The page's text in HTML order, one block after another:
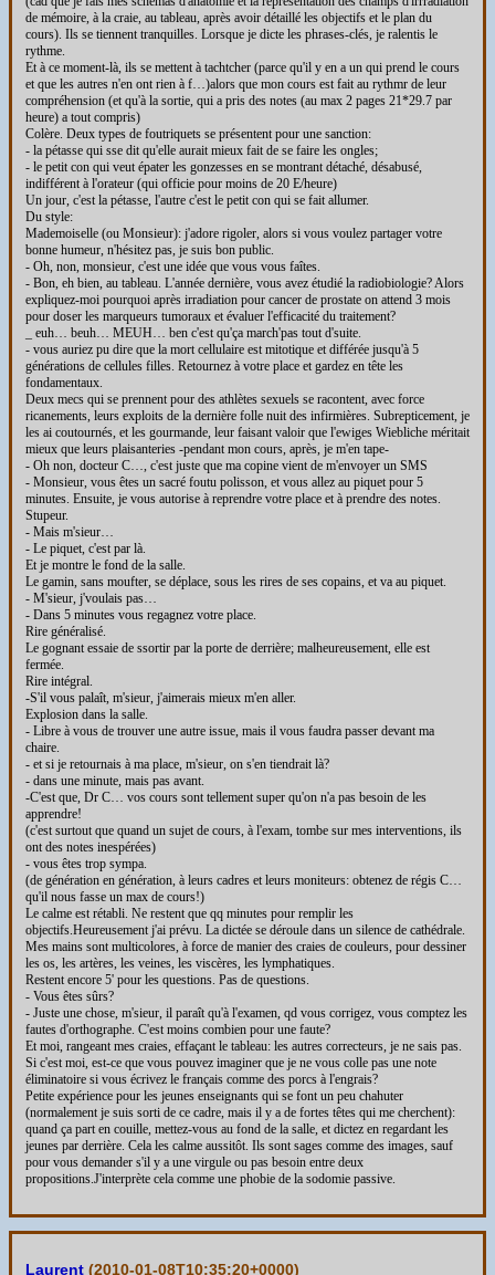
de mémoire, à la craie, au tableau, après avoir détaillé les objectifs et le plan du
cours). Ils se tiennent tranquilles. Lorsque je dicte les phrases-clés, je ralentis le
rythme.
Et à ce moment-là, ils se mettent à tachtcher (parce qu'il y en a un qui prend le cours
et que les autres n'en ont rien à f…)alors que mon cours est fait au rythmr de leur
compréhension (et qu'à la sortie, qui a pris des notes (au max 2 pages 21*29.7 par
heure) a tout compris)
Colère. Deux types de foutriquets se présentent pour une sanction:
- la pétasse qui sse dit qu'elle aurait mieux fait de se faire les ongles;
- le petit con qui veut épater les gonzesses en se montrant détaché, désabusé,
indifférent à l'orateur (qui officie pour moins de 20 E/heure)
Un jour, c'est la pétasse, l'autre c'est le petit con qui se fait allumer.
Du style:
Mademoiselle (ou Monsieur): j'adore rigoler, alors si vous voulez partager votre
bonne humeur, n'hésitez pas, je suis bon public.
- Oh, non, monsieur, c'est une idée que vous vous faîtes.
- Bon, eh bien, au tableau. L'année dernière, vous avez étudié la radiobiologie? Alors
expliquez-moi pourquoi après irradiation pour cancer de prostate on attend 3 mois
pour doser les marqueurs tumoraux et évaluer l'efficacité du traitement?
_ euh… beuh… MEUH… ben c'est qu'ça march'pas tout d'suite.
- vous auriez pu dire que la mort cellulaire est mitotique et différée jusqu'à 5
générations de cellules filles. Retournez à votre place et gardez en tête les
fondamentaux.
Deux mecs qui se prennent pour des athlètes sexuels se racontent, avec force
ricanements, leurs exploits de la dernière folle nuit des infirmières. Subrepticement, je
les ai coutournés, et les gourmande, leur faisant valoir que l'ewiges Wiebliche méritait
mieux que leurs plaisanteries -pendant mon cours, après, je m'en tape-
- Oh non, docteur C…, c'est juste que ma copine vient de m'envoyer un SMS
- Monsieur, vous êtes un sacré foutu polisson, et vous allez au piquet pour 5
minutes. Ensuite, je vous autorise à reprendre votre place et à prendre des notes.
Stupeur.
- Mais m'sieur…
- Le piquet, c'est par là.
Et je montre le fond de la salle.
Le gamin, sans moufter, se déplace, sous les rires de ses copains, et va au piquet.
- M'sieur, j'voulais pas…
- Dans 5 minutes vous regagnez votre place.
Rire généralisé.
Le gognant essaie de ssortir par la porte de derrière; malheureusement, elle est
fermée.
Rire intégral.
-S'il vous palaît, m'sieur, j'aimerais mieux m'en aller.
Explosion dans la salle.
- Libre à vous de trouver une autre issue, mais il vous faudra passer devant ma
chaire.
- et si je retournais à ma place, m'sieur, on s'en tiendrait là?
- dans une minute, mais pas avant.
-C'est que, Dr C… vos cours sont tellement super qu'on n'a pas besoin de les
apprendre!
(c'est surtout que quand un sujet de cours, à l'exam, tombe sur mes interventions, ils
ont des notes inespérées)
- vous êtes trop sympa.
(de génération en génération, à leurs cadres et leurs moniteurs: obtenez de régis C…
qu'il nous fasse un max de cours!)
Le calme est rétabli. Ne restent que qq minutes pour remplir les
objectifs.Heureusement j'ai prévu. La dictée se déroule dans un silence de cathédrale.
Mes mains sont multicolores, à force de manier des craies de couleurs, pour dessiner
les os, les artères, les veines, les viscères, les lymphatiques.
Restent encore 5' pour les questions. Pas de questions.
- Vous êtes sûrs?
- Juste une chose, m'sieur, il paraît qu'à l'examen, qd vous corrigez, vous comptez les
fautes d'orthographe. C'est moins combien pour une faute?
Et moi, rangeant mes craies, effaçant le tableau: les autres correcteurs, je ne sais pas.
Si c'est moi, est-ce que vous pouvez imaginer que je ne vous colle pas une note
éliminatoire si vous écrivez le français comme des porcs à l'engrais?
Petite expérience pour les jeunes enseignants qui se font un peu chahuter
(normalement je suis sorti de ce cadre, mais il y a de fortes têtes qui me cherchent):
quand ça part en couille, mettez-vous au fond de la salle, et dictez en regardant les
jeunes par derrière. Cela les calme aussitôt. Ils sont sages comme des images, sauf
pour vous demander s'il y a une virgule ou pas besoin entre deux
propositions.J'interprète cela comme une phobie de la sodomie passive.
Laurent (2010-01-08T10:35:20+0000)